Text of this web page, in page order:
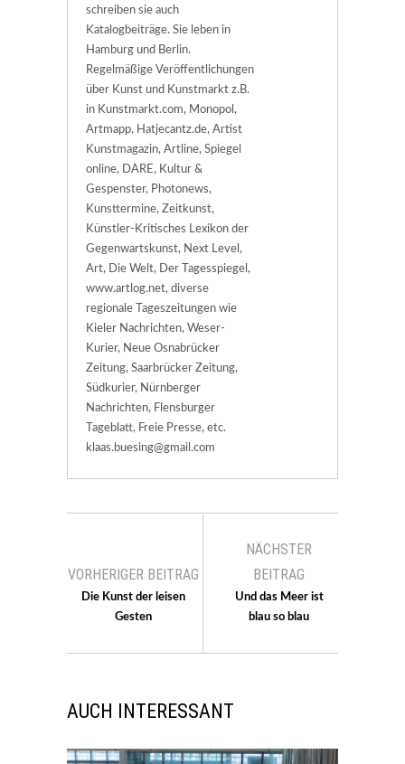
schreiben sie auch
Katalogbeiträge. Sie leben in
Hamburg und Berlin.
Regelmäßige Veröffentlichungen
über Kunst und Kunstmarkt z.B.
in Kunstmarkt.com, Monopol,
Artmapp, Hatjecantz.de, Artist
Kunstmagazin, Artline, Spiegel
online, DARE, Kultur &
Gespenster, Photonews,
Kunsttermine, Zeitkunst,
Künstler-Kritisches Lexikon der
Gegenwartskunst, Next Level,
Art, Die Welt, Der Tagesspiegel,
www.artlog.net, diverse
regionale Tageszeitungen wie
Kieler Nachrichten, Weser-
Kurier, Neue Osnabrücker
Zeitung, Saarbrücker Zeitung,
Südkurier, Nürnberger
Nachrichten, Flensburger
Tageblatt, Freie Presse, etc.
klaas.buesing@gmail.com
VORHERIGER BEITRAG
Die Kunst der leisen
Gesten
NÄCHSTER
BEITRAG
Und das Meer ist
blau so blau
AUCH INTERESSANT